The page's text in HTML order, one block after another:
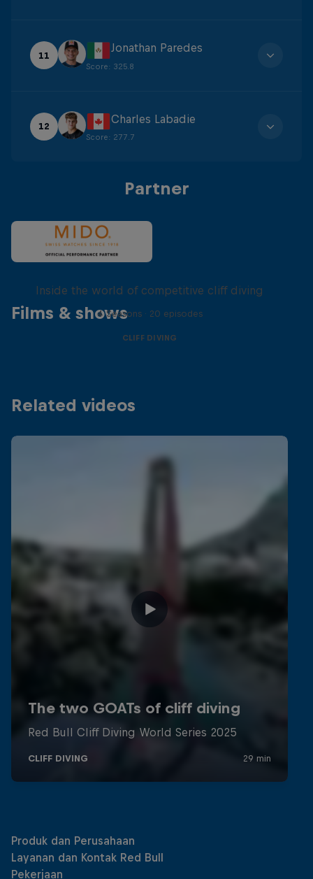
11
Jonathan Paredes
Score: 325.8
12
Charles Labadie
Score: 277.7
Partner
Films & shows
More than a Dive
Inside the world of competitive cliff diving
4 Seasons · 20 episodes
CLIFF DIVING
Related videos